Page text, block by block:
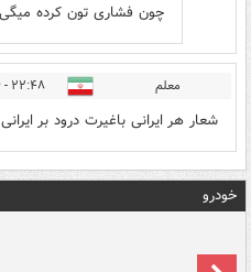
چون فشاری تون کرده
معلم ۲۲:۴۸ - ۱۴۰۲/۰۵/۱۶
شعار هر ایرانی باغیرت درود بر
خودرو